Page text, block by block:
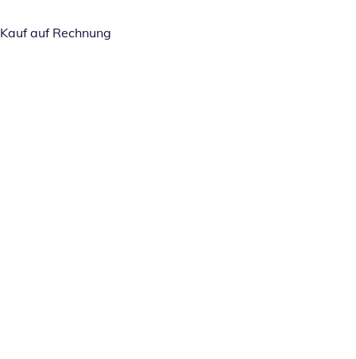
Kauf auf Rechnung